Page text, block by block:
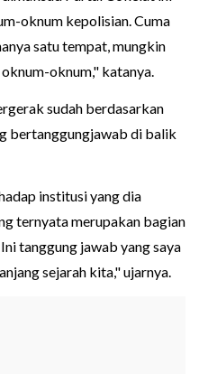
oknum kepolisian. Cuma
satu tempat, mungkin
oknum," katanya.
sudah berdasarkan
bertanggungjawab di balik
institusi yang dia
ternyata merupakan bagian
tanggung jawab yang saya
sejarah kita," ujarnya.